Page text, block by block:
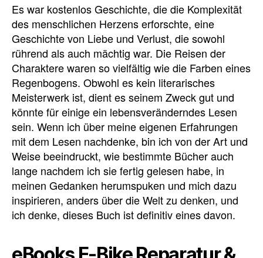
Es war kostenlos Geschichte, die die Komplexität
des menschlichen Herzens erforschte, eine
Geschichte von Liebe und Verlust, die sowohl
rührend als auch mächtig war. Die Reisen der
Charaktere waren so vielfältig wie die Farben eines
Regenbogens. Obwohl es kein literarisches
Meisterwerk ist, dient es seinem Zweck gut und
könnte für einige ein lebensveränderndes Lesen
sein. Wenn ich über meine eigenen Erfahrungen
mit dem Lesen nachdenke, bin ich von der Art und
Weise beeindruckt, wie bestimmte Bücher auch
lange nachdem ich sie fertig gelesen habe, in
meinen Gedanken herumspuken und mich dazu
inspirieren, anders über die Welt zu denken, und
ich denke, dieses Buch ist definitiv eines davon.